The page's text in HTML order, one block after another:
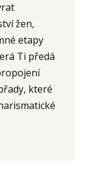
žen,
etapy
Ti předá
které